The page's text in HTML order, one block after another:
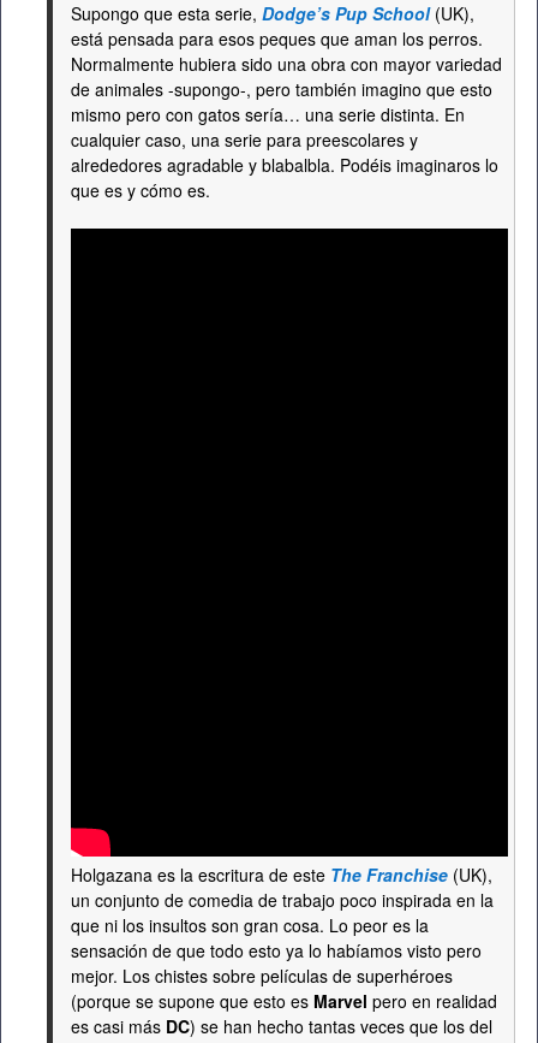
Supongo que esta serie, Dodge’s Pup School(UK),
está pensada para esos peques que aman los perros.
Normalmente hubiera sido una obra con mayor variedad
de animales -supongo-, pero también imagino que esto
mismo pero con gatos sería… una serie distinta. En
cualquier caso, una serie para preescolares y
alrededores agradable y blabalbla. Podéis imaginaros lo
que es y cómo es.
Holgazana es la escritura de este The Franchise (UK),
un conjunto de comedia de trabajo poco inspirada en la
que ni los insultos son gran cosa. Lo peor es la
sensación de que todo esto ya lo habíamos visto pero
mejor. Los chistes sobre películas de superhéroes
(porque se supone que esto es Marvel pero en realidad
es casi más DC) se han hecho tantas veces que los del